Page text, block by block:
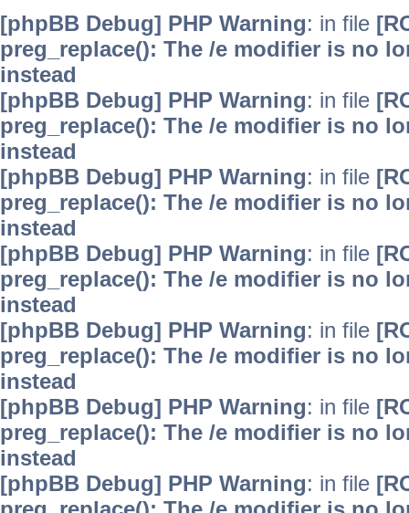
[phpBB Debug] PHP Warning: in file
preg_replace(): The /e modifier is no
instead
[phpBB Debug] PHP Warning: in file
preg_replace(): The /e modifier is no
instead
[phpBB Debug] PHP Warning: in file
preg_replace(): The /e modifier is no
instead
[phpBB Debug] PHP Warning: in file
preg_replace(): The /e modifier is no
instead
[phpBB Debug] PHP Warning: in file
preg_replace(): The /e modifier is no
instead
[phpBB Debug] PHP Warning: in file
preg_replace(): The /e modifier is no
instead
[phpBB Debug] PHP Warning: in file